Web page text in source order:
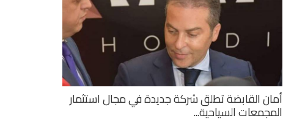
أمان القابضة تطلق شركة جديدة في مجال استثمار
المجمعات السياحية...